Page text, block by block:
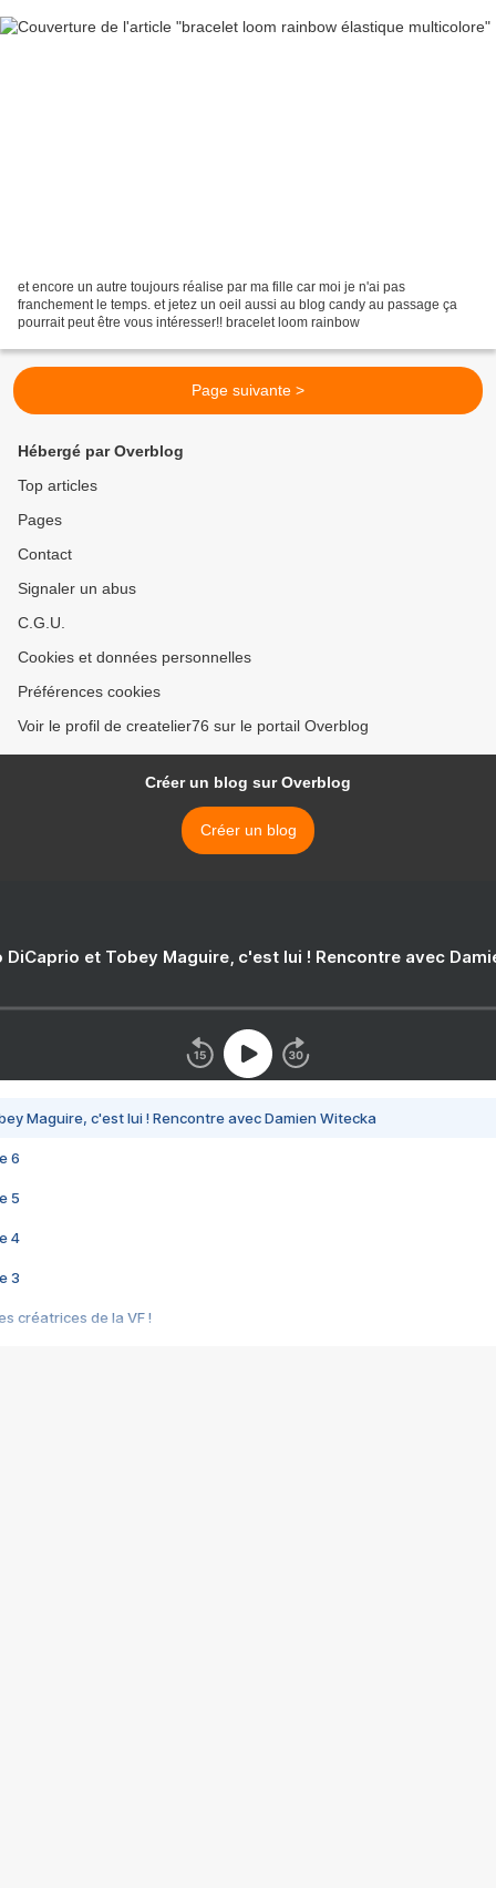
et encore un autre toujours réalise par ma fille car moi je n'ai pas
franchement le temps. et jetez un oeil aussi au blog candy au passage ça
pourrait peut être vous intéresser!! bracelet loom rainbow
Page suivante >
Hébergé par Overblog
Top articles
Pages
Contact
Signaler un abus
C.G.U.
Cookies et données personnelles
Préférences cookies
Voir le profil de createlier76 sur le portail Overblog
Créer un blog sur Overblog
Créer un blog
DiCaprio et Tobey Maguire, c'est lui ! Rencontre avec
Maguire, c'est lui ! Rencontre avec Damien Witecka
6
5
4
3
créatrices de la VF !